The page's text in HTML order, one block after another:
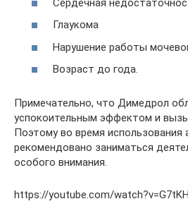
Глаукома
Нарушение работы
Возраст до года.
Примечательно, что Димедрол
успокоительным эффектом и
Поэтому во время использования
рекомендовано заниматься
особого внимания.
https://youtube.com/